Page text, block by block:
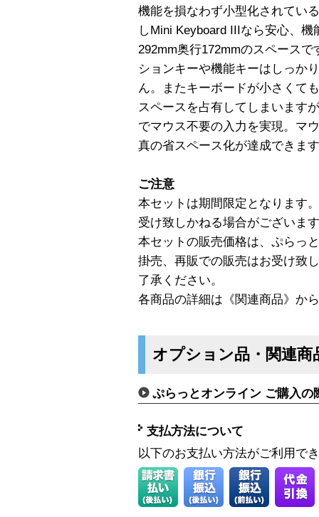
機能を損なわず小型化されてい
しMini Keyboard IIIなら安心、
292mm奥行172mmのスペース
ションキーや機能キーはしっか
ん。またキーボードが小さくて
スペースを占有してしまいます
でマウス不要の入力を実現。マ
真の省スペース化が達成できま
ご注意
本セットは期間限定となります
受け致しかねる場合がございま
本セットの販売価格は、ぷらっ
掛売、再販での販売はお受け致
了承ください。
各商品の詳細は《関連商品》か
オプション品・関連商
ぷらっとオンライン ご購入の
支払方法について
以下のお支払い方法がご利用で